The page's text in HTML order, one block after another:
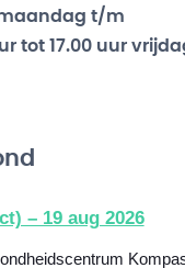
t/m
tot 17.00 uur
– 19 aug 2026